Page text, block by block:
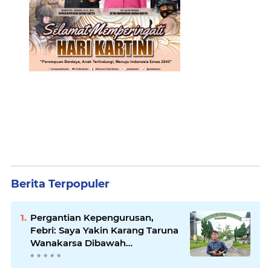
Berita Terpopuler
Pergantian Kepengurusan,
Febri: Saya Yakin Karang Taruna
Wanakarsa Dibawah
Kepemimpinan Bung Entus